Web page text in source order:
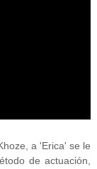
a 'Erica' se le
de actuación,